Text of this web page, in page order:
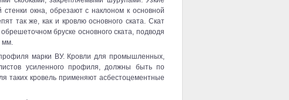
окна, обрезают с наклоном к основной
так же, как и кровлю основного ската. Скат
бруске основного ската, подводя
марки ВУ. Кровли для промышленных,
усиленного профиля, должны быть по
таких кровель применяют асбестоцементные